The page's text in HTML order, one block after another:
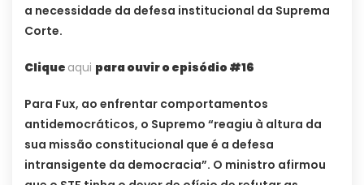
a necessidade da defesa institucional da Suprema
Corte.
Clique aqui para ouvir o episódio #16
Para Fux, ao enfrentar comportamentos
antidemocráticos, o Supremo “reagiu à altura da
sua missão constitucional que é a defesa
intransigente da democracia”. O ministro afirmou